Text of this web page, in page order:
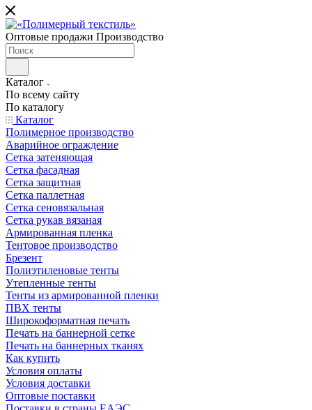
Оптовые продажи Производство
Каталог
По всему сайту
По каталогу
Каталог
Полимерное производство
Аварийное ограждение
Сетка затеняющая
Сетка фасадная
Сетка защитная
Сетка паллетная
Сетка сеновязальная
Сетка рукав вязаная
Армированная пленка
Тентовое производство
Брезент
Полиэтиленовые тенты
Утепленные тенты
Тенты из армированной пленки
ПВХ тенты
Широкоформатная печать
Печать на баннерной сетке
Печать на баннерных тканях
Как купить
Условия оплаты
Условия доставки
Оптовые поставки